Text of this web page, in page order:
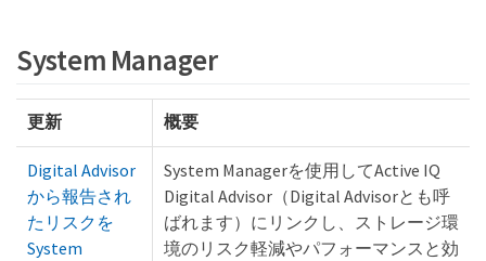
System Manager
更新 概要
Digital Advisor
から報告され
たリスクを
System
System Managerを使用してActive IQ
Digital Advisor（Digital Advisorとも呼
ばれます）にリンクし、ストレージ環
境のリスク軽減やパフォーマンスと効